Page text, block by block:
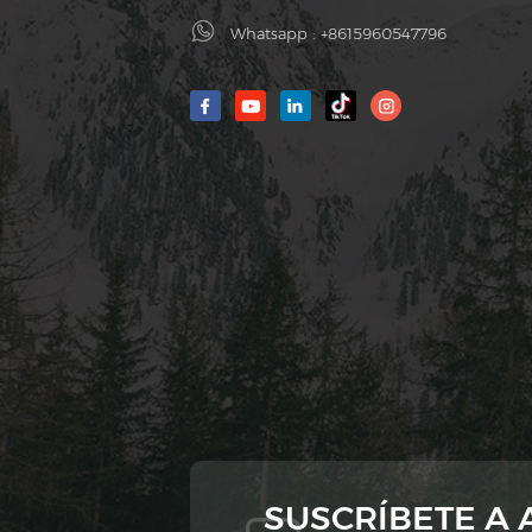
Whatsapp :+8615960547796
SUSCRÍBETE